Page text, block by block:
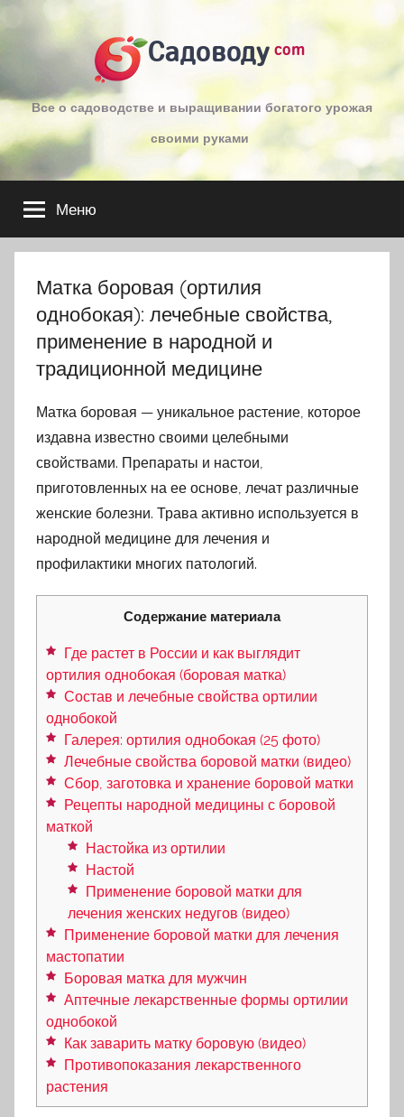
к
Садоводу com
Все о садоводстве и выращивании богатого урожая
своими руками
Меню
Матка боровая (ортилия
однобокая): лечебные свойства,
применение в народной и
традиционной медицине
Матка боровая — уникальное растение, которое
издавна известно своими целебными
свойствами. Препараты и настои,
приготовленных на ее основе, лечат различные
женские болезни. Трава активно используется в
народной медицине для лечения и
профилактики многих патологий.
Содержание материала
Где растет в России и как выглядит
ортилия однобокая (боровая матка)
Состав и лечебные свойства ортилии
однобокой
Галерея: ортилия однобокая (25 фото)
Лечебные свойства боровой матки (видео)
Сбор, заготовка и хранение боровой матки
Рецепты народной медицины с боровой
маткой
Настойка из ортилии
Настой
Применение боровой матки для
лечения женских недугов (видео)
Применение боровой матки для лечения
мастопатии
Боровая матка для мужчин
Аптечные лекарственные формы ортилии
однобокой
Как заварить матку боровую (видео)
Противопоказания лекарственного
растения